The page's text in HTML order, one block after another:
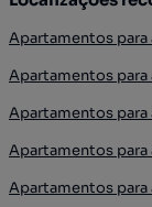
Apartamentos para
Apartamentos para
Apartamentos para
Apartamentos para
Apartamentos para